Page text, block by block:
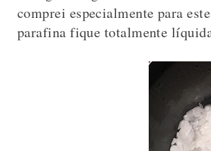
comprei especialmente para
parafina fique totalmente